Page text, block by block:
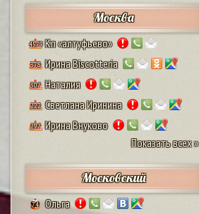
Москва
4579 Кп «алтуфьево»
378 Ирина Biscotteria
307 Наталия
222 Светлана Иринина
297 Ирина Внуково
Показать всех »
Московский
74 Ольга